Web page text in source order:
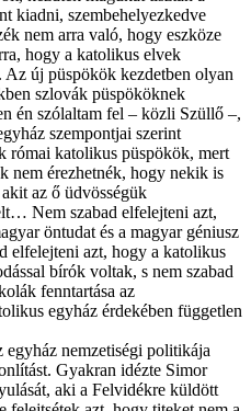
kiadni, szembehelyezkedve
nem arra való, hogy eszköze
hogy a katolikus elvek
Az új püspökök kezdetben olyan
szlovák püspököknek
én szólaltam fel – közli Szüllő –,
szempontjai szerint
római katolikus püspökök, mert
nem érezhetnék, hogy nekik is
az ő üdvösségük
Nem szabad elfelejteni azt,
öntudat és a magyar géniusz
elfelejteni azt, hogy a katolikus
bírók voltak, s nem szabad
fenntartása az
egyház érdekében független
nemzetiségi politikája
Gyakran idézte Simor
aki a Felvidékre küldött